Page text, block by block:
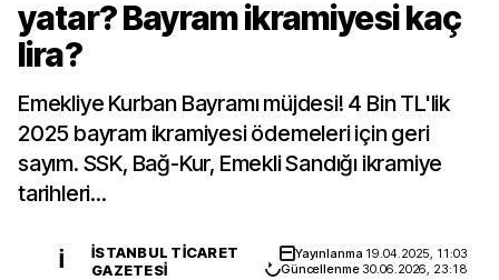
yatar? Bayram ikramiyesi kaç
lira?
Emekliye Kurban Bayramı müjdesi! 4 Bin TL'lik
2025 bayram ikramiyesi ödemeleri için geri
sayım. SSK, Bağ-Kur, Emekli Sandığı ikramiye
tarihleri...
İ
İSTANBUL TICARET
GAZETESI
Yayınlanma 19.04.2025, 11:03
Güncellenme 30.06.2026, 23:18